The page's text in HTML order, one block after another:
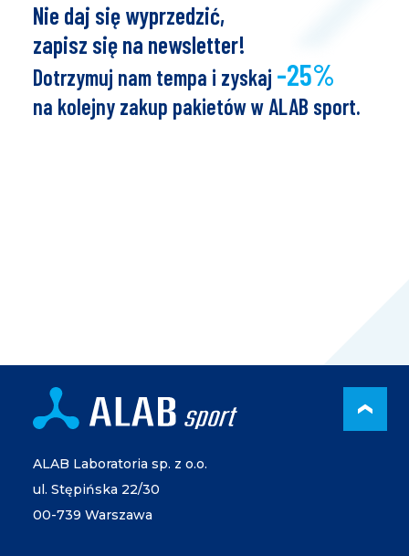
Nie daj się wyprzedzić,
zapisz się na newsletter!
Dotrzymuj nam tempa i zyskaj -25%
na kolejny zakup pakietów w ALAB sport.
ALAB Laboratoria sp. z o.o.
ul. Stępińska 22/30
00-739 Warszawa